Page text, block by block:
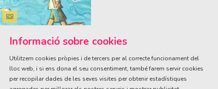
ÀREA DE CULTURA
Informació sobre cookies
Utilitzem cookies pròpies i de tercers per al correcte funcionament del
lloc web, i si ens dona el seu consentiment, també farem servir cookies
per recopilar dades de les seves visites per obtenir estadístiques